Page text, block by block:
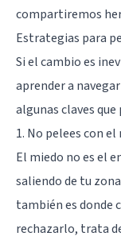
compartiremos
Estrategias para
Si el cambio es
aprender a
algunas claves
1. No pelees con
El miedo no es el
saliendo de tu
también es donde
rechazarlo, trata